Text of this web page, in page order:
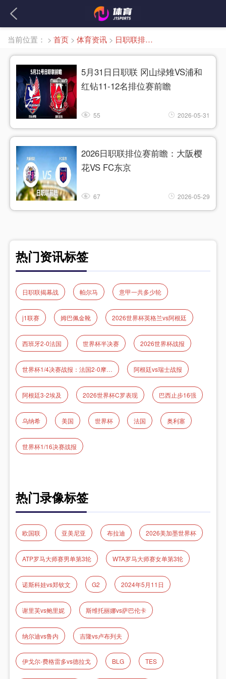
当前位置： > 首页 > 体育资讯 > 日职联排位赛
5月31日日职联 冈山绿雉VS浦和
红钻11-12名排位赛前瞻
55 2026-05-31
2026日职联排位赛前瞻：大阪樱
花VS FC东京
67 2026-05-29
热门资讯标签
日职联揭幕战 帕尔马 意甲一共多少轮
j1联赛 姆巴佩金靴 2026世界杯英格兰vs阿根廷
西班牙2-0法国 世界杯半决赛 2026世界杯战报
世界杯1/4决赛战报：法国2‑0摩洛哥 姆巴佩传射率队晋级 阿根廷vs瑞士战报
阿根廷3-2埃及 2026世界杯C罗表现 巴西止步16强
乌纳希 美国 世界杯 法国 奥利塞
世界杯1/16决赛战报
热门录像标签
欧国联 亚美尼亚 布拉迪 2026美加墨世界杯
ATP罗马大师赛男单第3轮 WTA罗马大师赛女单第3轮
诺斯科娃vs郑钦文 G2 2024年5月11日
谢里芙vs鲍里妮 斯维托丽娜vs萨巴伦卡
纳尔迪vs鲁内 吉隆vs卢布列夫
伊戈尔-费格雷多vs德拉戈 BLG TES